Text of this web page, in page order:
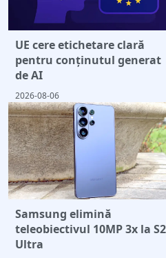
UE cere etichetare clară
pentru conținutul generat
de AI
2026-08-06
Samsung elimină
teleobiectivul 10MP 3x la
Ultra